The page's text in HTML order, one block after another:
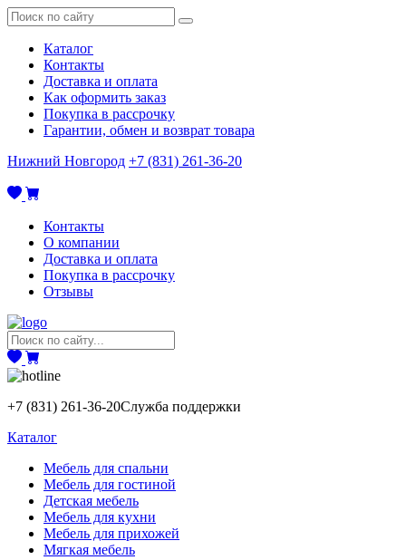
Каталог
Контакты
Доставка и оплата
Как оформить заказ
Покупка в рассрочку
Гарантии, обмен и возврат товара
Нижний Новгород +7 (831) 261-36-20
Контакты
О компании
Доставка и оплата
Покупка в рассрочку
Отзывы
+7 (831) 261-36-20Служба поддержки
Каталог
Мебель для спальни
Мебель для гостиной
Детская мебель
Мебель для кухни
Мебель для прихожей
Мягкая мебель